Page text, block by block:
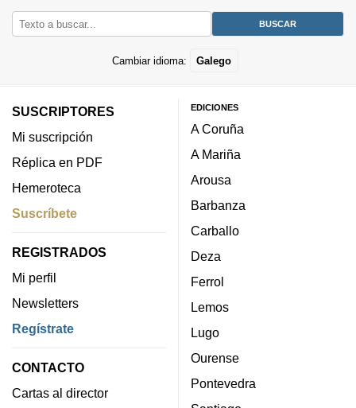
Cambiar idioma: Galego
SUSCRIPTORES
Mi suscripción
Réplica en PDF
Hemeroteca
Suscríbete
REGISTRADOS
Mi perfil
Newsletters
Regístrate
CONTACTO
Cartas al director
EDICIONES
A Coruña
A Mariña
Arousa
Barbanza
Carballo
Deza
Ferrol
Lemos
Lugo
Ourense
Pontevedra